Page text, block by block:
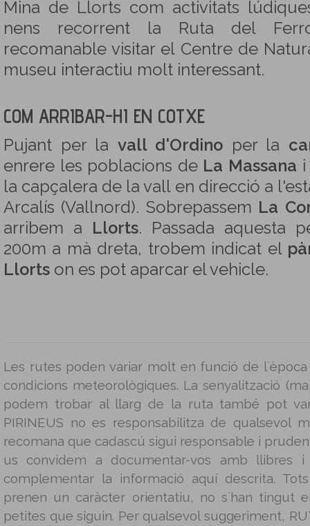
Mina de Llorts com activitats
nens recorrent la Ruta del
recomanable visitar el Centre de
museu interactiu molt interessant.
COM ARRIBAR-HI EN COTXE
Pujant per la vall d'Ordino per la
enrere les poblacions de La Massana
la capçalera de la vall en direcció a
Arcalís (Vallnord). Sobrepassem La
arribem a Llorts. Passada aquesta
200m a mà dreta, trobem indicat el
Llorts on es pot aparcar el vehicle.
Les rutes poden variar molt en funció de
condicions meteorològiques. La senyalització
podem trobar al llarg de la ruta també pot
PIRINEUS no es responsabilitza de qualsevol
recomana que cadascú sigui responsable i
us convidem a documentar-vos amb llibres i
complementar la informació aquí descrita.
prenen un caràcter orientatiu, no s´han tingut
petites que siguin. Per qualsevol suggeriment,